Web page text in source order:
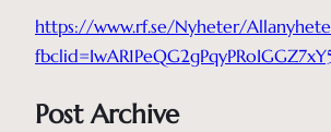
https://www.rf.se/Nyheter/
Post Archive